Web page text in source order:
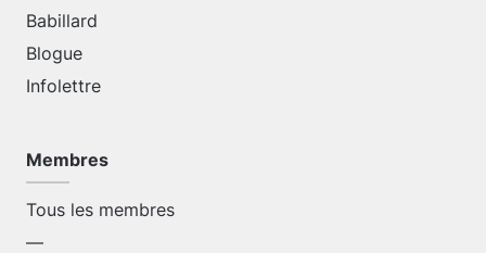
Babillard
Blogue
Infolettre
Membres
Tous les membres
—